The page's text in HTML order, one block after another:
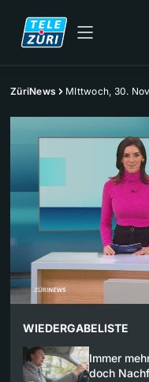
ZüriNews MIttwoch, 30.
WIEDERGABELISTE
Immer
doch